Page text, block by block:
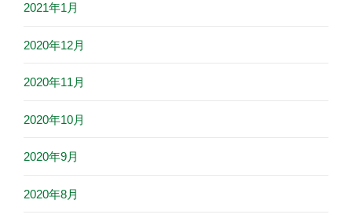
2021年1月
2020年12月
2020年11月
2020年10月
2020年9月
2020年8月